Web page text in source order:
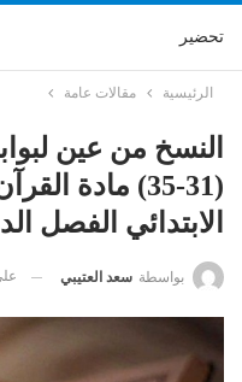
تحضير
الرئيسية مقالات عامة
النسخ من عين
(31-35) مادة
الابتدائي الفصل
بواسطة سعد العتيبي